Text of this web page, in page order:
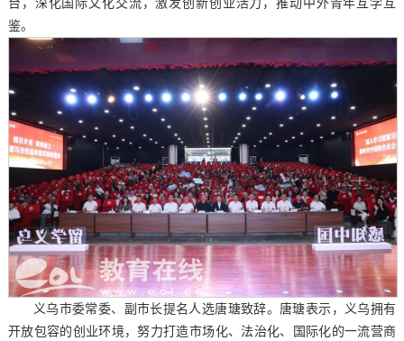
台，深化国际文化交流，激发创新创业活力，推动中外青年互学互
鉴。
义乌市委常委、副市长提名人选唐瑭致辞。唐瑭表示，义乌拥有
开放包容的创业环境，努力打造市场化、法治化、国际化的一流营商